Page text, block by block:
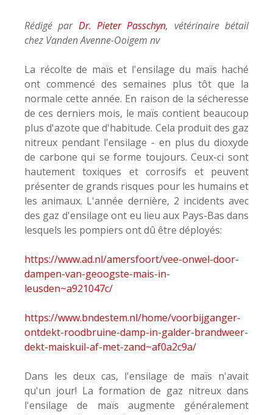
Rédigé par Dr. Pieter Passchyn, vétérinaire bétail
chez Vanden Avenne-Ooigem nv
La récolte de maïs et l'ensilage du maïs haché
ont commencé des semaines plus tôt que la
normale cette année. En raison de la sécheresse
de ces derniers mois, le maïs contient beaucoup
plus d'azote que d'habitude. Cela produit des gaz
nitreux pendant l'ensilage - en plus du dioxyde
de carbone qui se forme toujours. Ceux-ci sont
hautement toxiques et corrosifs et peuvent
présenter de grands risques pour les humains et
les animaux. L'année dernière, 2 incidents avec
des gaz d'ensilage ont eu lieu aux Pays-Bas dans
lesquels les pompiers ont dû être déployés:
https://www.ad.nl/amersfoort/vee-onwel-door-
dampen-van-geoogste-mais-in-
leusden~a921047c/
https://www.bndestem.nl/home/voorbijganger-
ontdekt-roodbruine-damp-in-galder-brandweer-
dekt-maiskuil-af-met-zand~af0a2c9a/
Dans les deux cas, l'ensilage de maïs n'avait
qu'un jour! La formation de gaz nitreux dans
l'ensilage de maïs augmente généralement